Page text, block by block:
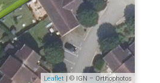
Leaflet | © IGN – Orthophotos